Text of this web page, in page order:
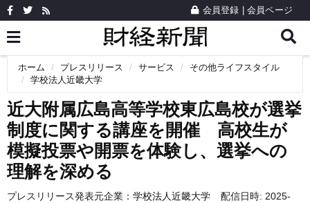
会員登録 会員ページ
ホーム プレスリリース サービス
その他ライフスタイル
学校法人近畿大学
近大附属広島高等学校東広島校が選挙
制度に関する講座を開催 高校生が
模擬投票や開票を体験し、選挙への
理解を深める
プレスリリース発表元企業： 学校法人近畿大学
配信日時: 2025-